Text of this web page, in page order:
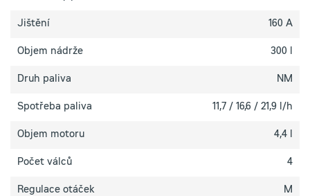
Jištění 160 A
Objem nádrže 300 l
Druh paliva NM
Spotřeba paliva 11,7 / 16,6 / 21,9 l/h
Objem motoru 4,4 l
Počet válců 4
Regulace otáček M